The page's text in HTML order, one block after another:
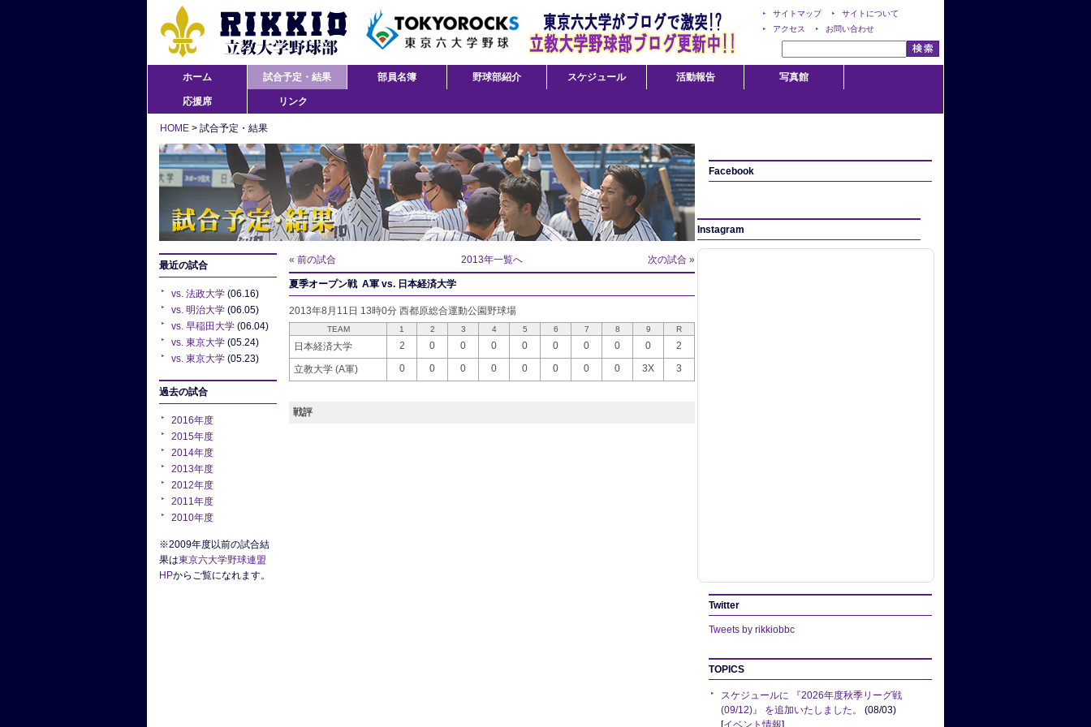
サイトマップ
サイトについて
アクセス
お問い合わせ
ホーム 試合予定・結果 部員名簿 野球部紹介 スケジュール 活動報告 写真館
応援席 リンク
HOME > 試合予定・結果
最近の試合
vs. 法政大学 (06.16)
vs. 明治大学 (06.05)
vs. 早稲田大学 (06.04)
vs. 東京大学 (05.24)
vs. 東京大学 (05.23)
過去の試合
2016年度
2015年度
2014年度
2013年度
2012年度
2011年度
2010年度
※2009年度以前の試合結
果は東京六大学野球連盟
HPからご覧になれます。
« 前の試合 2013年一覧へ 次の試合 »
夏季オープン戦 A軍 vs. 日本経済大学
2013年8月11日 13時0分 西都原総合運動公園野球場
TEAM 1 2 3 4 5 6 7 8 9 R
日本経済大学 2 0 0 0 0 0 0 0 0 2
立教大学 (A軍) 0 0 0 0 0 0 0 0 3X 3
戦評
Facebook
Instagram
Twitter
Tweets by rikkiobbc
TOPICS
スケジュールに 『2026年度秋季リーグ戦
(09/12)』 を追加いたしました。 (08/03)
[イベント情報]